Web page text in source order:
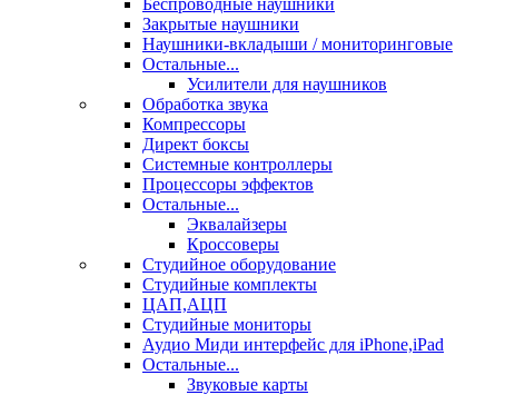
Беспроводные наушники
Закрытые наушники
Наушники-вкладыши / мониторинговые
Остальные...
Усилители для наушников
Обработка звука
Компрессоры
Директ боксы
Системные контроллеры
Процессоры эффектов
Остальные...
Эквалайзеры
Кроссоверы
Студийное оборудование
Студийные комплекты
ЦАП,АЦП
Студийные мониторы
Аудио Миди интерфейс для iPhone,iPad
Остальные...
Звуковые карты